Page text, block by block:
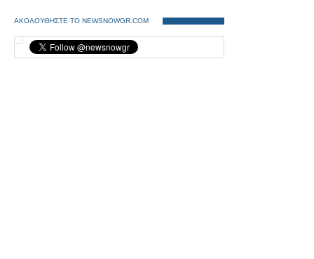
ΑΚΟΛΟΥΘΗΣΤΕ ΤΟ NEWSNOWGR.COM